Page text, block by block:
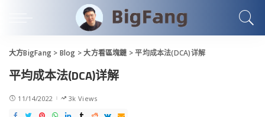
大方BigFang > Blog >大方看區塊鏈 >平均成本法(DCA)详解
平均成本法(DCA)详解
11/14/2022 3k Views